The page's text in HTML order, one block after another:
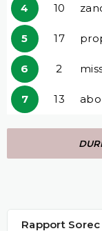
4 10
5 17
6 2
7 13
Rapport